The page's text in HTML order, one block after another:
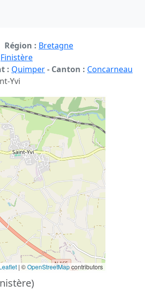
Région : Bretagne
Finistère
: Quimper- Canton : Concarneau
Yvi
| ©OpenStreetMapcontributors